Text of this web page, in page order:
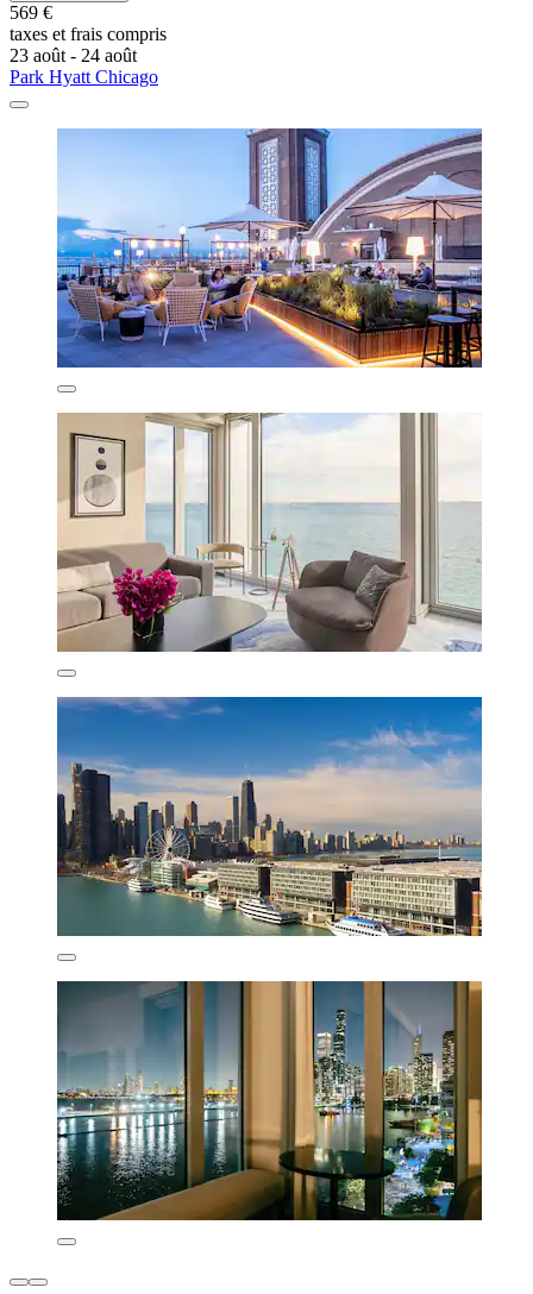
569 €
taxes et frais compris
23 août - 24 août
Park Hyatt Chicago